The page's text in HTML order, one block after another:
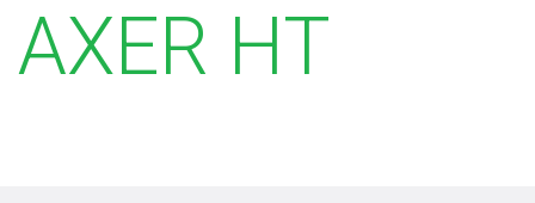
AXER HT